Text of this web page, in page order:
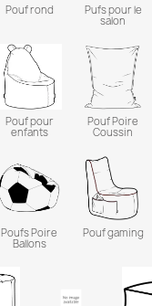
Pouf rond
Pufs pour le
salon
Pouf pour
enfants
Pouf Poire
Coussin
Poufs Poire
Ballons
Pouf gaming